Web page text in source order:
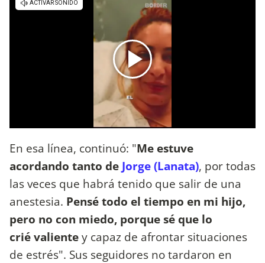
En esa línea, continuó: "Me estuve
acordando tanto de Jorge (Lanata), por todas
las veces que habrá tenido que salir de una
anestesia. Pensé todo el tiempo en mi hijo,
pero no con miedo, porque sé que lo
crié valientey capaz de afrontar situaciones
de estrés". Sus seguidores no tardaron en